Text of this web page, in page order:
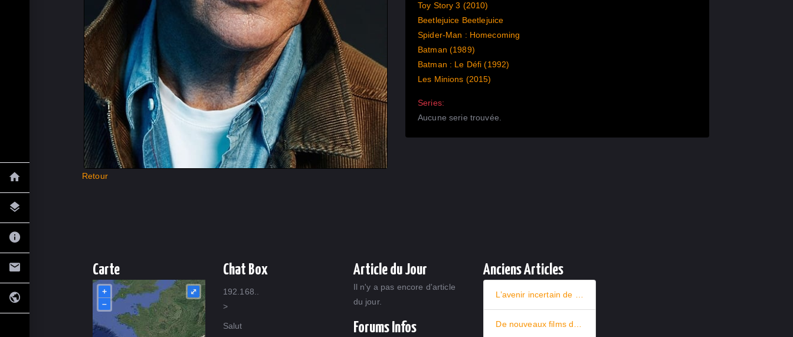
Toy Story 3 (2010)
Beetlejuice Beetlejuice
Spider-Man : Homecoming
Batman (1989)
Batman : Le Défi (1992)
Les Minions (2015)
Series:
Aucune serie trouvée.
Retour
Carte
+
–
⤢
Chat Box
192.168..
>
Salut
Article du Jour
Il n'y a pas encore d'article
du jour.
Anciens Articles
Forums Infos